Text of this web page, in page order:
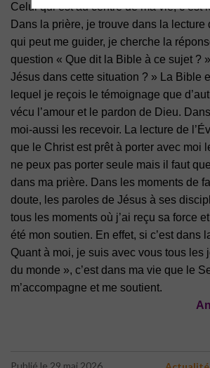
Celui qui est au centre de ma vie, c’est
Dans la prière, je trouve dans la lecture
qui peut me guider, je cherche la
question « Que dit la Bible à ce sujet ?
Jésus dans cette situation ? » La Bible
lequel je reçois le témoignage que
vécu l’amour et le pardon de Dieu.
moi-aussi les recevoir. La lecture de
que le Christ est prêt à porter avec moi
ne peux pas porter seule mais il faut
dans ma prière. Dans les moments de
doute, les paroles de Jésus à ses
tous les moments où j’ai reçu sa force
été mon soutien. En effet, si c’est dans
Quant à moi, je suis avec vous tous les
du monde », c’est dans ma vie que le
m’accompagne et me soutient.
Publié le 29 mai 2026